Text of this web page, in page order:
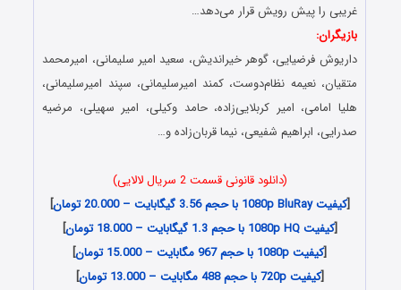
غریبی را پیش رویش قرار می‌دهد…
بازیگران:
داریوش فرضیایی، گوهر خیراندیش، سعید امیر سلیمانی، امیرمحمد
متقیان، نعیمه نظام‌دوست، کمند امیرسلیمانی، سپند امیرسلیمانی،
هلیا امامی، امیر کربلایی‌زاده، حامد وکیلی، امیر سهیلی، مرضیه
صدرایی، ابراهیم شفیعی، نیما قربان‌زاده و…
(دانلود قانونی قسمت 2 سریال لالایی)
[کیفیت 1080p BluRay با حجم 3.56 گیگابایت – 20.000 تومان
]
[کیفیت 1080p HQ با حجم 1.3 گیگابایت – 18.000 تومان
]
[کیفیت 1080p با حجم 967 مگابایت – 15.000 تومان
]
[کیفیت 720p با حجم 488 مگابایت – 13.000 تومان
]